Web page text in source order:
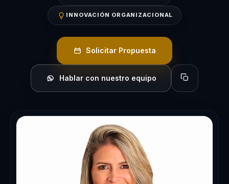
INNOVACIÓN ORGANIZACIONAL
Solicitar Propuesta
Hablar con nuestro equipo Copiar perfil